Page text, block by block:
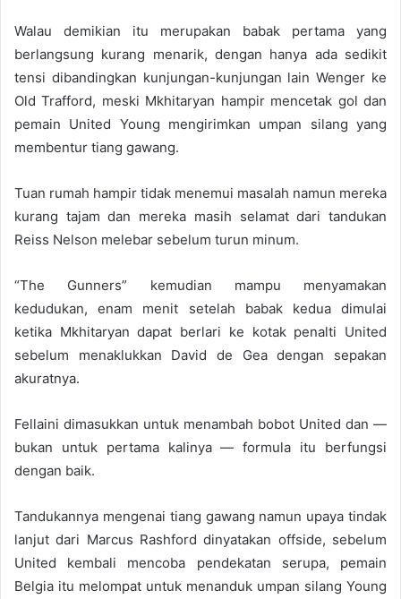
Walau demikian itu merupakan babak pertama yang
berlangsung kurang menarik, dengan hanya ada sedikit
tensi dibandingkan kunjungan-kunjungan lain Wenger ke
Old Trafford, meski Mkhitaryan hampir mencetak gol dan
pemain United Young mengirimkan umpan silang yang
membentur tiang gawang.
Tuan rumah hampir tidak menemui masalah namun mereka
kurang tajam dan mereka masih selamat dari tandukan
Reiss Nelson melebar sebelum turun minum.
“The Gunners” kemudian mampu menyamakan
kedudukan, enam menit setelah babak kedua dimulai
ketika Mkhitaryan dapat berlari ke kotak penalti United
sebelum menaklukkan David de Gea dengan sepakan
akuratnya.
Fellaini dimasukkan untuk menambah bobot United dan —
bukan untuk pertama kalinya — formula itu berfungsi
dengan baik.
Tandukannya mengenai tiang gawang namun upaya tindak
lanjut dari Marcus Rashford dinyatakan offside, sebelum
United kembali mencoba pendekatan serupa, pemain
Belgia itu melompat untuk menanduk umpan silang Young